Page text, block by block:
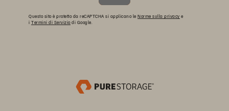
Questo sito è protetto da reCAPTCHA si applicano le Norme sulla privacy e
i Termini di Serviziodi Google.